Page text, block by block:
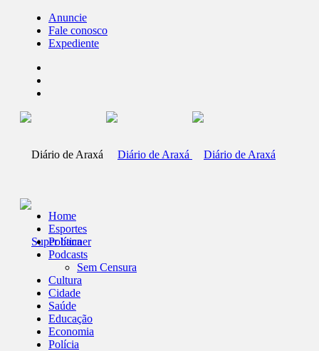
Anuncie
Fale conosco
Expediente
Home
Esportes
Política
Podcasts
Sem Censura
Cultura
Cidade
Saúde
Educação
Economia
Polícia